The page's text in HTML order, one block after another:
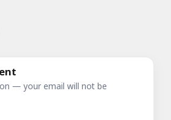
— your email will not be